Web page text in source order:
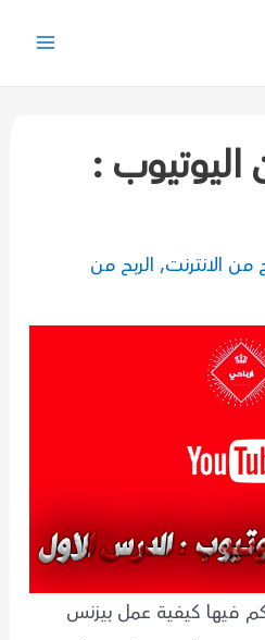
اليوتيوب :
من الانترنت, الربح من
فيها كيفية عمل بيزنس